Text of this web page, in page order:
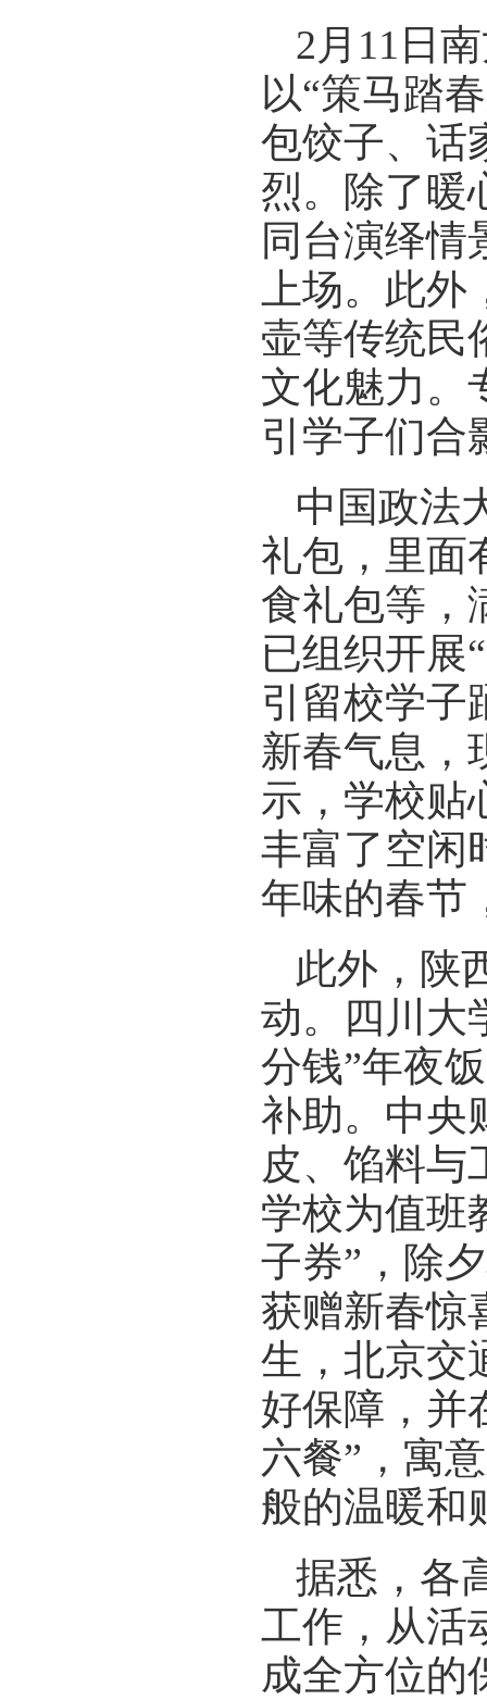
2月11日
以“策马踏
包饺子、话
烈。除了暖
同台演绎情
上场。此
壶等传统民
文化魅力。
引学子们合
中国政法
礼包，里面
食礼包等，
已组织开展
引留校学子
新春气息，
示，学校贴
丰富了空闲
年味的春节
此外，陕
动。四川大
分钱”年夜
补助。中央
皮、馅料与
学校为值班
子券”，除
获赠新春惊
生，北京交
好保障，并
六餐”，寓
般的温暖和
据悉，各
工作，从活
成全方位的